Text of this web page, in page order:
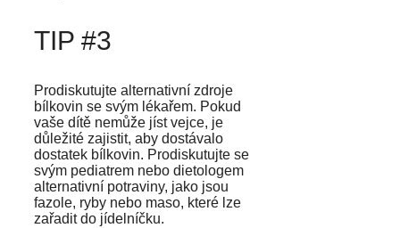
TIP #3
Prodiskutujte alternativní zdroje
bílkovin se svým lékařem. Pokud
vaše dítě nemůže jíst vejce, je
důležité zajistit, aby dostávalo
dostatek bílkovin. Prodiskutujte se
svým pediatrem nebo dietologem
alternativní potraviny, jako jsou
fazole, ryby nebo maso, které lze
zařadit do jídelníčku.